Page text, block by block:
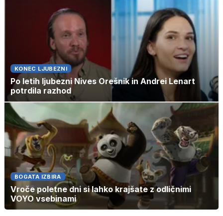
KONEC LJUBEZNI
Po letih ljubezni Nives Orešnik in Andrei Lenart
potrdila razhod
BOGATA IZBIRA
Vroče poletne dni si lahko krajšate z odličnimi
VOYO vsebinami